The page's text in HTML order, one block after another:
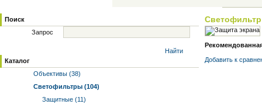
Поиск
Запрос
Найти
Каталог
Объективы (38)
Светофильтры (104)
Защитные (11)
Добавить к